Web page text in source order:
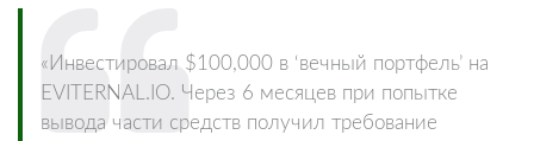
«Инвестировал $100,000 в ‘вечный портфель’ на
EVITERNAL.IO. Через 6 месяцев при попытке
вывода части средств получил требование